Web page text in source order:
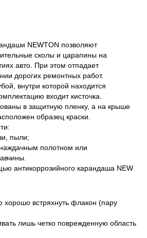
NEWTON позволяют
сколы и царапины на
авто. При этом отпадает
дорогих ремонтных работ.
внутри которой находится
входит кисточка.
в защитную пленку, а на крыше
образец краски.
пыли;
полотном или
антикоррозийного карандаша NEW
хорошо встряхнуть флакон (пару
лишь четко поврежденную область